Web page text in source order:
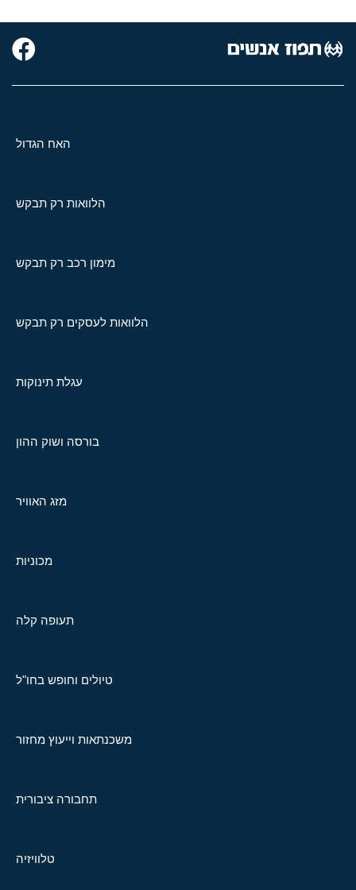
האח הגדול
הלוואות רק תבקש
מימון רכב רק תבקש
הלוואות לעסקים רק תבקש
עגלת תינוקות
בורסה ושוק ההון
מזג האוויר
מכוניות
תעופה קלה
טיולים וחופש בחו"ל
משכנתאות וייעוץ מחזור
תחבורה ציבורית
טלוויזיה